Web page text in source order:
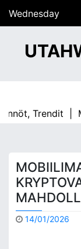
Wednesday
29/07/2026
13:28
Trendit |
14/01/2026